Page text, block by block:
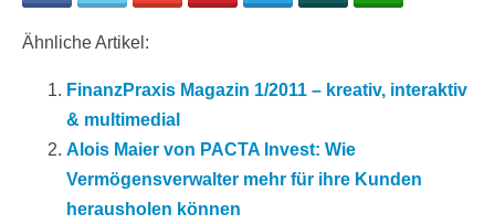
Ähnliche Artikel:
FinanzPraxis Magazin 1/2011 – kreativ, interaktiv
& multimedial
Alois Maier von PACTA Invest: Wie
Vermögensverwalter mehr für ihre Kunden
herausholen können